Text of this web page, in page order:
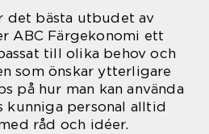
det bästa utbudet av
ABC Färgekonomi ett
till olika behov och
som önskar ytterligare
på hur man kan använda
kunniga personal alltid
råd och idéer.